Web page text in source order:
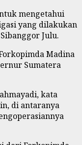
mengetahui
yang dilakukan
Julu.
Madina
Sumatera
kata
di antaranya